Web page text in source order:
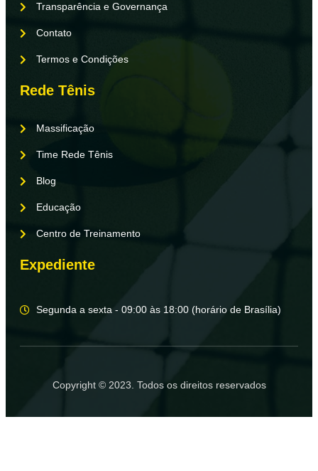
Transparência e Governança
Contato
Termos e Condições
Rede Tênis
Massificação
Time Rede Tênis
Blog
Educação
Centro de Treinamento
Expediente
Segunda a sexta - 09:00 às 18:00 (horário de Brasília)
Copyright © 2023. Todos os direitos reservados